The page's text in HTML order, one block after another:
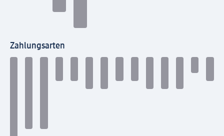
Zahlungsarten